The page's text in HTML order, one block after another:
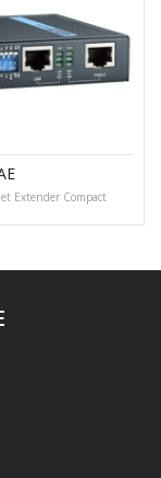
Extender Compact